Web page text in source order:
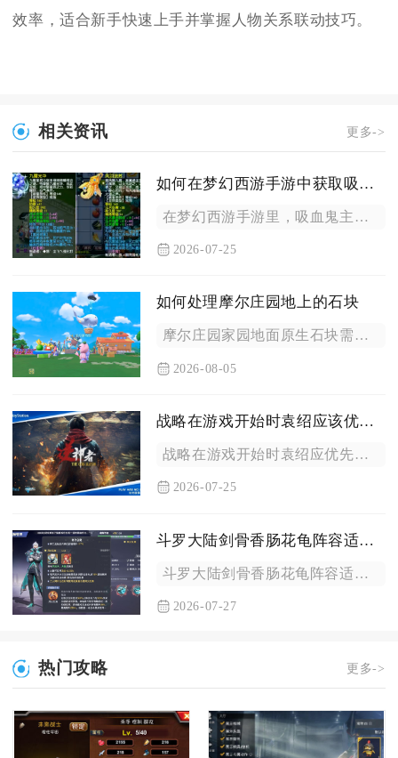
效率，适合新手快速上手并掌握人物关系联动技巧。
相关资讯 更多->
如何在梦幻西游手游中获取吸血鬼
在梦幻西游手游里，吸血鬼主要依靠野外场景捕捉、商城直接采购、...
2026-07-25
如何处理摩尔庄园地上的石块
摩尔庄园家园地面原生石块需要装备铁镐敲击清理，铺放的石子路则...
2026-08-05
战略在游戏开始时袁绍应该优先选择哪些任务
战略在游戏开始时袁绍应优先完成主线开荒任务、主城建筑升级、武...
2026-07-25
斗罗大陆剑骨香肠花龟阵容适合pvp吗
斗罗大陆剑骨香肠花龟阵容适合中分段PVP对局，高分段对抗存在...
2026-07-27
热门攻略 更多->